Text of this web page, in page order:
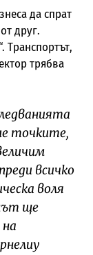
да спрат
друг.
Транспортът,
трябва
точките,
всичко
воля
ще